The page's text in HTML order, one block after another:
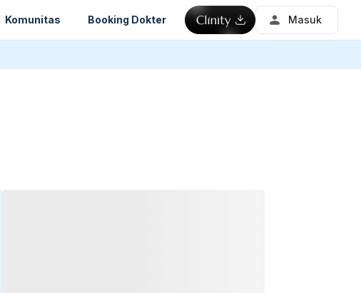
Komunitas Booking Dokter Masuk